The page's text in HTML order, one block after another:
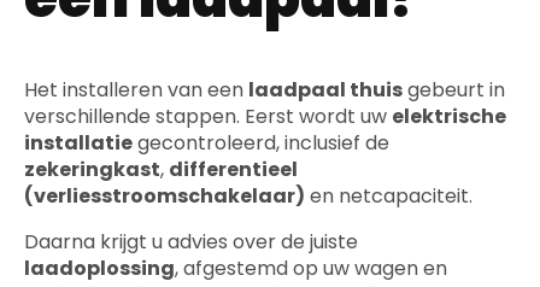
Het installeren van een laadpaal thuisgebeurt in
verschillende stappen. Eerst wordt uw elektrische
installatiegecontroleerd, inclusief de
zekeringkast, differentieel
(verliesstroomschakelaar) en netcapaciteit.
Daarna krijgt u advies over de juiste
laadoplossing, afgestemd op uw wagen en